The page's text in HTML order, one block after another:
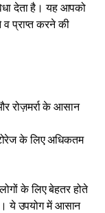
देता है। यह आपको
प्राप्त करने की
के आसान
के लिए अधिकतम
के लिए बेहतर होते
ये उपयोग में आसान